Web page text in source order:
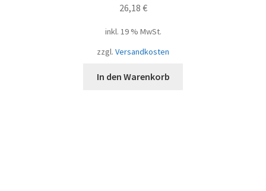
26,18 €
inkl. 19 % MwSt.
zzgl. Versandkosten
In den Warenkorb